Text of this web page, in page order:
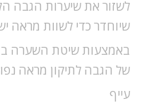
לשזור את שיערות הגבה
שיוחדר כדי לשוות מראה
באמצעות שיטת השערה
של הגבה לתיקון מראה
עייף